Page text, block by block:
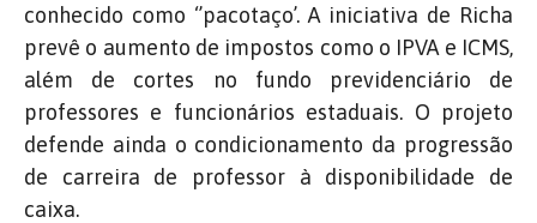
conhecido como ‘’pacotaço’. A iniciativa de Richa
prevê o aumento de impostos como o IPVA e ICMS,
além de cortes no fundo previdenciário de
professores e funcionários estaduais. O projeto
defende ainda o condicionamento da progressão
de carreira de professor à disponibilidade de
caixa.